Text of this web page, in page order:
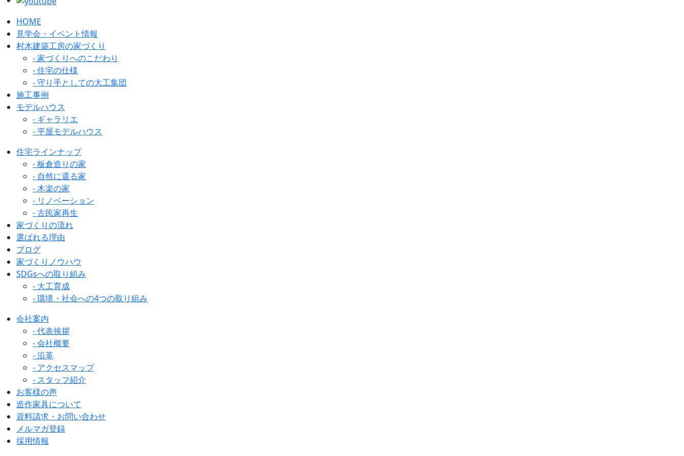
HOME
見学会・イベント情報
村木建築工房の家づくり
- 家づくりへのこだわり
- 住宅の仕様
- 守り手としての大工集団
施工事例
モデルハウス
- ギャラリエ
- 平屋モデルハウス
住宅ラインナップ
- 板倉造りの家
- 自然に還る家
- 木楽の家
- リノベーション
- 古民家再生
家づくりの流れ
選ばれる理由
ブログ
家づくりノウハウ
SDGsへの取り組み
- 大工育成
- 環境・社会への4つの取り組み
会社案内
- 代表挨拶
- 会社概要
- 沿革
- アクセスマップ
- スタッフ紹介
お客様の声
造作家具について
資料請求・お問い合わせ
メルマガ登録
採用情報